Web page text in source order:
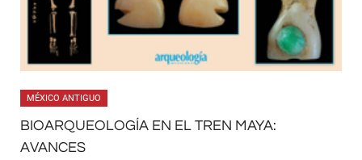
MÉXICO ANTIGUO
BIOARQUEOLOGÍA EN EL TREN MAYA:
AVANCES